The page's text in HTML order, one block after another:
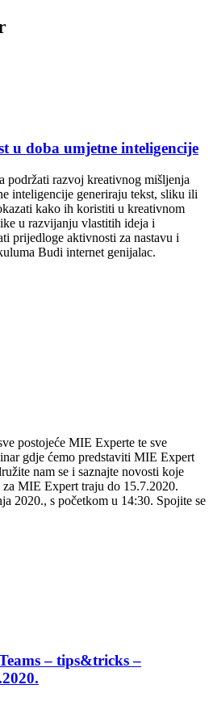
u doba umjetne inteligencije
podržati razvoj kreativnog mišljenja
inteligencije generiraju tekst, sliku ili
kako ih koristiti u kreativnom
u razvijanju vlastitih ideja i
prijedloge aktivnosti za nastavu i
Budi internet genijalac.
postojeće MIE Experte te sve
gdje ćemo predstaviti MIE Expert
nam se i saznajte novosti koje
MIE Expert traju do 15.7.2020.
2020., s početkom u 14:30. Spojite se
– tips&tricks –